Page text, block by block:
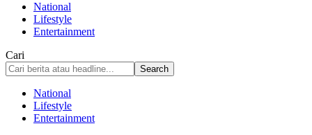
National
Lifestyle
Entertainment
Cari
National
Lifestyle
Entertainment